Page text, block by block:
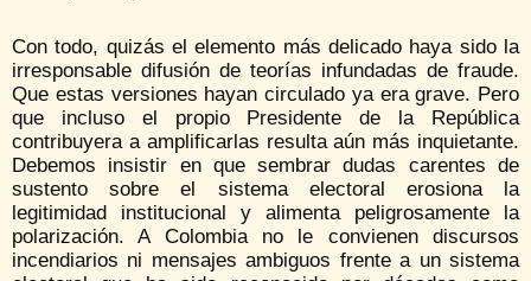
Con todo, quizás el elemento más delicado haya sido la
irresponsable difusión de teorías infundadas de fraude.
Que estas versiones hayan circulado ya era grave. Pero
que incluso el propio Presidente de la República
contribuyera a amplificarlas resulta aún más inquietante.
Debemos insistir en que sembrar dudas carentes de
sustento sobre el sistema electoral erosiona la
legitimidad institucional y alimenta peligrosamente la
polarización. A Colombia no le convienen discursos
incendiarios ni mensajes ambiguos frente a un sistema